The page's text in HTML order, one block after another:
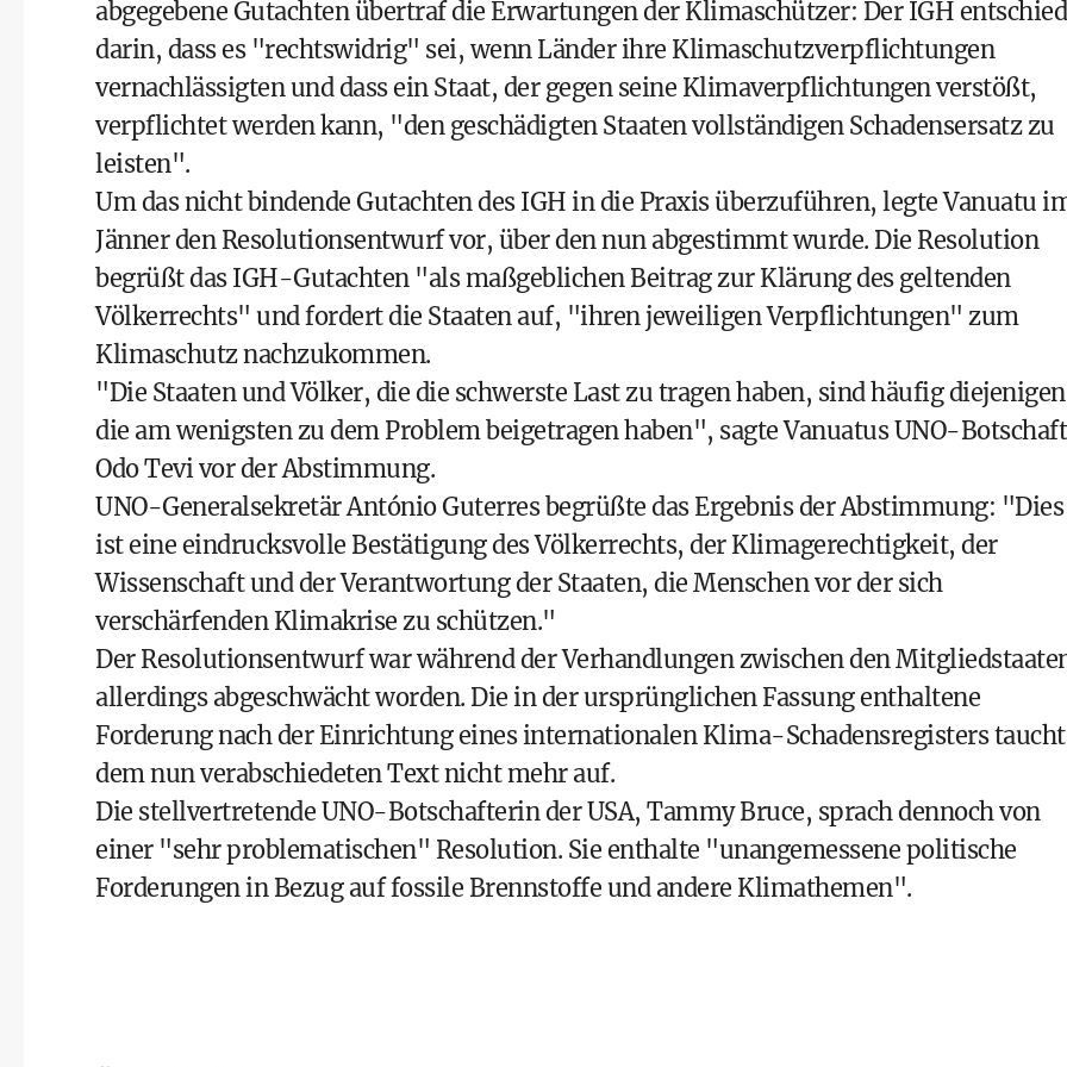
abgegebene Gutachten übertraf die Erwartungen der Klimaschützer: Der IGH entschied
darin, dass es "rechtswidrig" sei, wenn Länder ihre Klimaschutzverpflichtungen
vernachlässigten und dass ein Staat, der gegen seine Klimaverpflichtungen verstößt,
verpflichtet werden kann, "den geschädigten Staaten vollständigen Schadensersatz zu
leisten".
Um das nicht bindende Gutachten des IGH in die Praxis überzuführen, legte Vanuatu
Jänner den Resolutionsentwurf vor, über den nun abgestimmt wurde. Die Resolution
begrüßt das IGH-Gutachten "als maßgeblichen Beitrag zur Klärung des geltenden
Völkerrechts" und fordert die Staaten auf, "ihren jeweiligen Verpflichtungen" zum
Klimaschutz nachzukommen.
"Die Staaten und Völker, die die schwerste Last zu tragen haben, sind häufig
die am wenigsten zu dem Problem beigetragen haben", sagte Vanuatus UNO-
Odo Tevi vor der Abstimmung.
UNO-Generalsekretär António Guterres begrüßte das Ergebnis der Abstimmung: "Dies
ist eine eindrucksvolle Bestätigung des Völkerrechts, der Klimagerechtigkeit, der
Wissenschaft und der Verantwortung der Staaten, die Menschen vor der sich
verschärfenden Klimakrise zu schützen."
Der Resolutionsentwurf war während der Verhandlungen zwischen den
allerdings abgeschwächt worden. Die in der ursprünglichen Fassung enthaltene
Forderung nach der Einrichtung eines internationalen Klima-Schadensregisters
dem nun verabschiedeten Text nicht mehr auf.
Die stellvertretende UNO-Botschafterin der USA, Tammy Bruce, sprach dennoch von
einer "sehr problematischen" Resolution. Sie enthalte "unangemessene politische
Forderungen in Bezug auf fossile Brennstoffe und andere Klimathemen".